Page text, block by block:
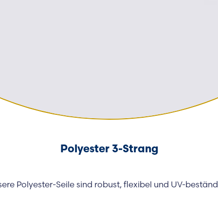
Polyester 3-Strang
Polyester-Seile sind robust, flexibel und UV-